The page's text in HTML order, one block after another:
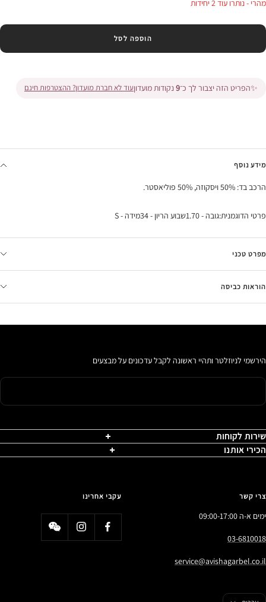
מהרי - נותרו עוד 2 יחידות
הוספה לסל
✨הפריט הזה יצבור לך כ־9נקודות מועדוןעוד לא חברת מועדון? ההצטרפות חינם
מידע נוסף
הרכב בד: 50% ויסקוזה, 50% פוליאסטר.
פרטי הדוגמנית:גובה - 1.70שבוע הריון - 34מידה - S
מפרט טכני
הוראות כביסה
הירשמי לניוזלטר ותהיי ראשונה לקבל עדכונים על מבצעים
שירות לקוחות
הכירי אותנו
צרי קשר
ימים א-ה 09:00-17:00
03-6810018
service@avishagarbel.co.il
עקבי אחרינו
שפה